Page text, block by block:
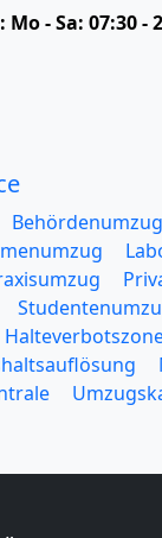
Mo - Sa: 07:30 -
Behördenumzug